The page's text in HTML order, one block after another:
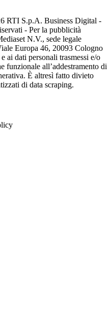
RTI S.p.A. Business Digital -
- Per la pubblicità
N.V., sede legale
Europa 46, 20093 Cologno
ai dati personali trasmessi e/o
funzionale all’addestramento di
È altresì fatto divieto
di data scraping.